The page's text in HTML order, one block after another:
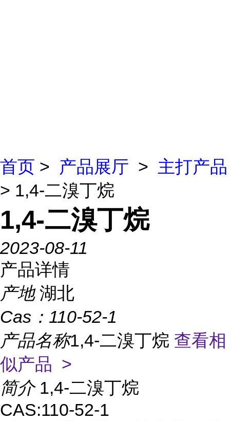
首页 > 产品展厅 > 主打产品
> 1,4-二溴丁烷
1,4-二溴丁烷
2023-08-11
产品详情
产地 湖北
Cas： 110-52-1
产品名称1,4-二溴丁烷 查看相
似产品 >
简介 1,4-二溴丁烷
CAS:110-52-1